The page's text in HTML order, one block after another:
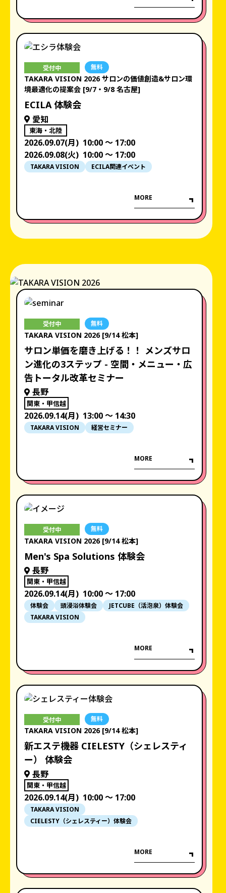
受付中 無料
TAKARA VISION 2026 サロンの価値創造&サロン環
境最適化の提案会 [9/7・9/8 名古屋]
ECILA 体験会
愛知
東海・北陸
2026.09.07(月) 10:00 〜 17:00
2026.09.08(火) 10:00 〜 17:00
TAKARA VISION ECILA関連イベント
MORE
受付中 無料
TAKARA VISION 2026 [9/14 松本]
サロン単価を磨き上げる！！ メンズサロ
ン進化の3ステップ - 空間・メニュー・広
告トータル改革セミナー
長野
関東・甲信越
2026.09.14(月) 13:00 〜 14:30
TAKARA VISION 経営セミナー
MORE
受付中 無料
TAKARA VISION 2026 [9/14 松本]
Men's Spa Solutions 体験会
長野
関東・甲信越
2026.09.14(月) 10:00 〜 17:00
体験会 頭浸浴体験会
JETCUBE（活泡泉）体験会
TAKARA VISION
MORE
受付中 無料
TAKARA VISION 2026 [9/14 松本]
新エステ機器 CIELESTY（シェレスティ
ー） 体験会
長野
関東・甲信越
2026.09.14(月) 10:00 〜 17:00
TAKARA VISION
CIELESTY（シェレスティー）体験会
MORE